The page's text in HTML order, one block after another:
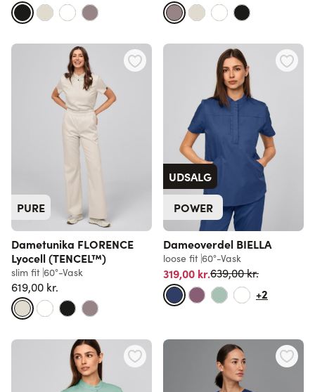
PURE
Dametunika FLORENCE
Lyocell (TENCEL™)
slim fit 60°-Vask
619,00 kr.
UDSALG
POWER
Dameoverdel BIELLA
loose fit 60°-Vask
319,00 kr.Normalpris
639,00 kr.
+2